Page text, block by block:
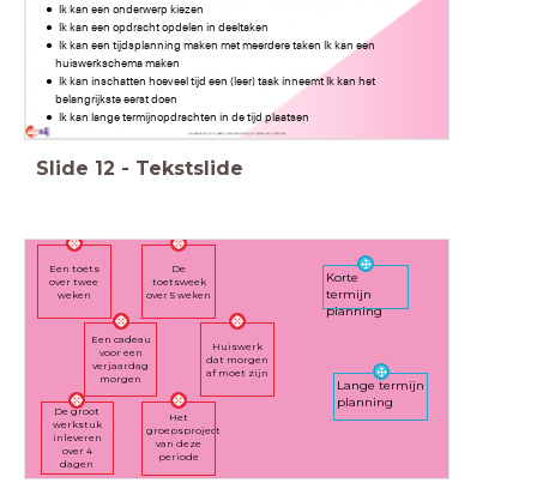
Ik kan een onderwerp kiezen
Ik kan een opdracht opdelen in deeltaken
Ik kan een tijdsplanning maken met meerdere taken Ik kan een
huiswerkschema maken
Ik kan inschatten hoeveel tijd een (leer) taak inneemt Ik kan het
belangrijkste eerst doen
Ik kan lange termijnopdrachten in de tijd plaatsen
Slide 12 - Tekstslide
Een toets
over twee
weken
Een cadeau
voor een
verjaardag
morgen
De groot
werkstuk
inleveren
over 4
dagen
De
toetsweek
over 5 weken
Huiswerk
dat morgen
af moet zijn
Het
groepsproject
van deze
periode
Korte
termijn
planning
Lange termijn
planning